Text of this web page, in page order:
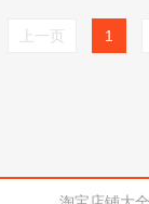
上一页 1